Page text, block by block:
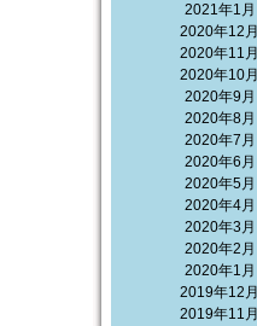
2021年1月
2020年12月
2020年11月
2020年10月
2020年9月
2020年8月
2020年7月
2020年6月
2020年5月
2020年4月
2020年3月
2020年2月
2020年1月
2019年12月
2019年11月